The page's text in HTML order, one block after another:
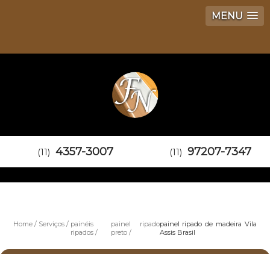
MENU
(11) 4357-3007 (11) 97207-7347
Home Serviços
painéis
ripados
painel ripado
preto
painel ripado de madeira Vila
Assis Brasil